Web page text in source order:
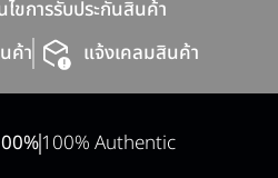
ไขการรับประกันสินค้า
ค้า
แจ้งเคลมสินค้า
100% Authentic